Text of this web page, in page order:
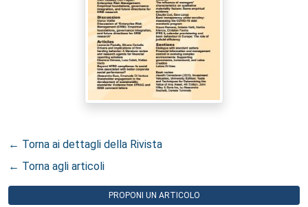
← Torna ai dettagli della Rivista
← Torna agli articoli
PROPONI UN ARTICOLO